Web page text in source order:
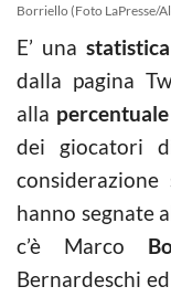
Borriello (Foto LaPresse/
E’ una statistica
dalla pagina
alla percentuale
dei giocatori
hanno segnate
c’è Marco
Bernardeschi